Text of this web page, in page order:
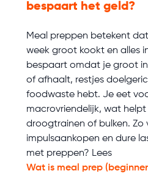
bespaart het geld?
Meal preppen betekent
week groot kookt en alles
bespaart omdat je groot
of afhaalt, restjes
foodwaste hebt. Je eet
macrovriendelijk, wat
droogtrainen of bulken. Zo
impulsaankopen en dure
met preppen? Lees
Wat is meal prep